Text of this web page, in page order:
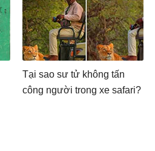
Tại sao sư tử không tấn
công người trong xe safari?